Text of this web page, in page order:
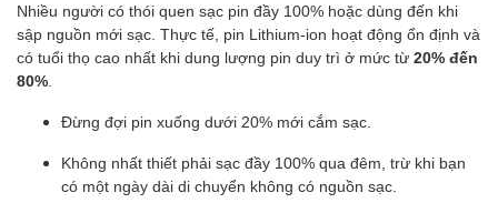
Nhiều người có thói quen sạc pin đầy 100% hoặc dùng đến khi
sập nguồn mới sạc. Thực tế, pin Lithium-ion hoạt động ổn định và
có tuổi thọ cao nhất khi dung lượng pin duy trì ở mức từ 20% đến
80%
Đừng đợi pin xuống dưới 20% mới cắm sạc.
Không nhất thiết phải sạc đầy 100% qua đêm, trừ khi bạn
có một ngày dài di chuyển không có nguồn sạc.